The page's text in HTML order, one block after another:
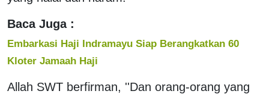
Baca Juga :
Embarkasi Haji Indramayu Siap Berangkatkan 60
Kloter Jamaah Haji
Allah SWT berfirman, ''Dan orang-orang yang